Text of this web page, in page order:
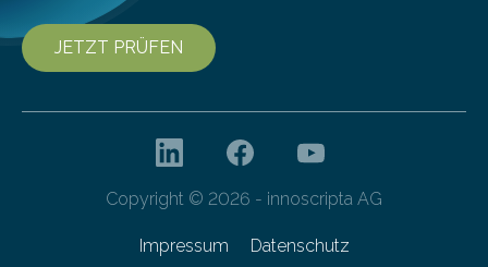
JETZT PRÜFEN
Copyright © 2026 - innoscripta AG
Impressum Datenschutz